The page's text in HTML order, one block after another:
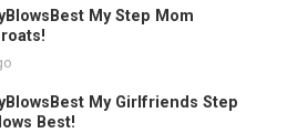
My Step Mom
My Girlfriends Step
Best!